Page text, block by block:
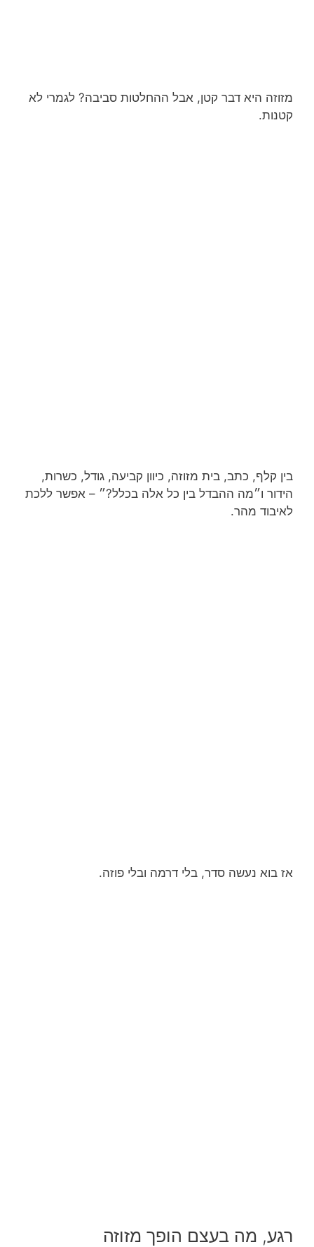
מזוזה היא דבר קטן, אבל ההחלטות סביבה? לגמרי לא
קטנות.
בין קלף, כתב, בית מזוזה, כיוון קביעה, גודל, כשרות,
הידור ו״מה ההבדל בין כל אלה בכלל?״ – אפשר ללכת
לאיבוד מהר.
אז בוא נעשה סדר, בלי דרמה ובלי פוזה.
רגע, מה בעצם הופך מזוזה